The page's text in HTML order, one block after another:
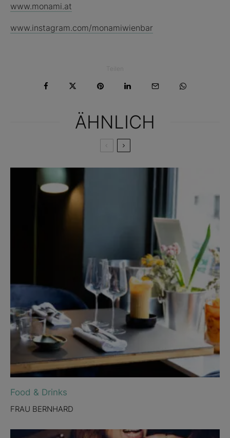
www.monami.at
www.instagram.com/monamiwienbar
Teilen
ÄHNLICH
Food & Drinks
FRAU BERNHARD